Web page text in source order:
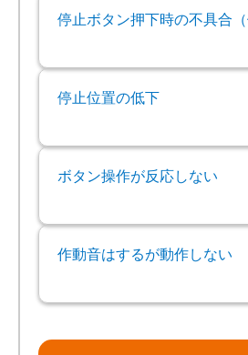
停止ボタン押下時の不具合（
停止位置の低下
ボタン操作が反応しない
作動音はするが動作しない